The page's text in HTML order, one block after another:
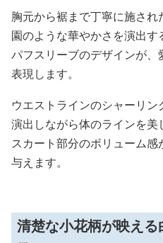
胸元から裾まで丁寧に施さ
園のような華やかさを演出す
パフスリーブのデザインが
表現します。
ウエストラインのシャーリ
演出しながら体のラインを美
スカート部分のボリューム
与えます。
清楚な小花柄が映え